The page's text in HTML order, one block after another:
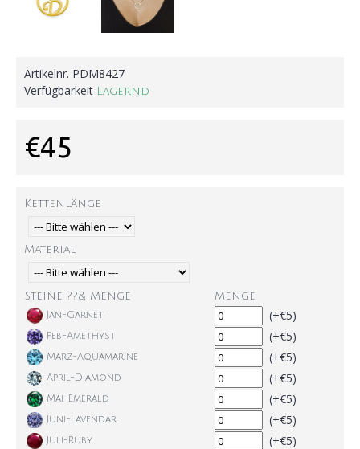
Artikelnr. PDM8427
Verfügbarkeit
Lagernd
€45
Kettenlänge
Material
Steine ??& Menge Menge
Jan-Garnet (+€5)
Feb-Amethyst (+€5)
März-Aquamarine (+€5)
April-Diamond (+€5)
Mai-Emerald (+€5)
Juni-Lavendar (+€5)
Juli-Ruby (+€5)